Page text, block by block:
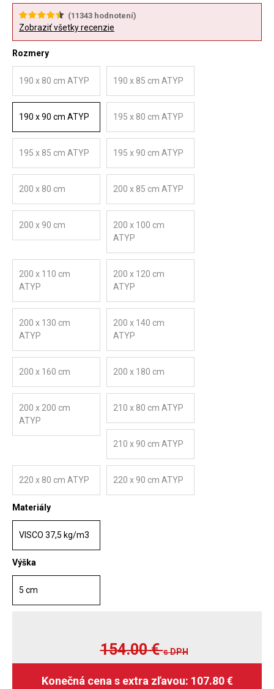
(11343 hodnotení)
Zobraziť všetky recenzie
Rozmery
190 x 80 cm ATYP 190 x 85 cm ATYP
190 x 90 cm ATYP 195 x 80 cm ATYP
195 x 85 cm ATYP 195 x 90 cm ATYP
200 x 80 cm 200 x 85 cm ATYP
200 x 90 cm
200 x 100 cm
ATYP
200 x 110 cm
ATYP
200 x 120 cm
ATYP
200 x 130 cm
ATYP
200 x 140 cm
ATYP
200 x 160 cm 200 x 180 cm
200 x 200 cm
ATYP
210 x 80 cm ATYP
210 x 90 cm ATYP
220 x 80 cm ATYP 220 x 90 cm ATYP
Materiály
VISCO 37,5 kg/m3
Výška
5 cm
154.00€s DPH